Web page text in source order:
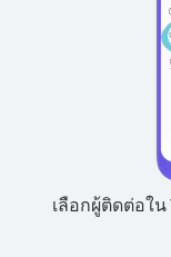
เลือกผู้ติดต่อใ